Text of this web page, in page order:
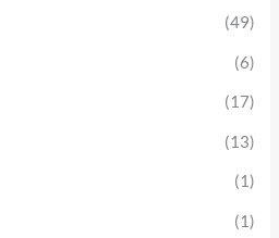
(49)
(6)
(17)
(13)
(1)
(1)